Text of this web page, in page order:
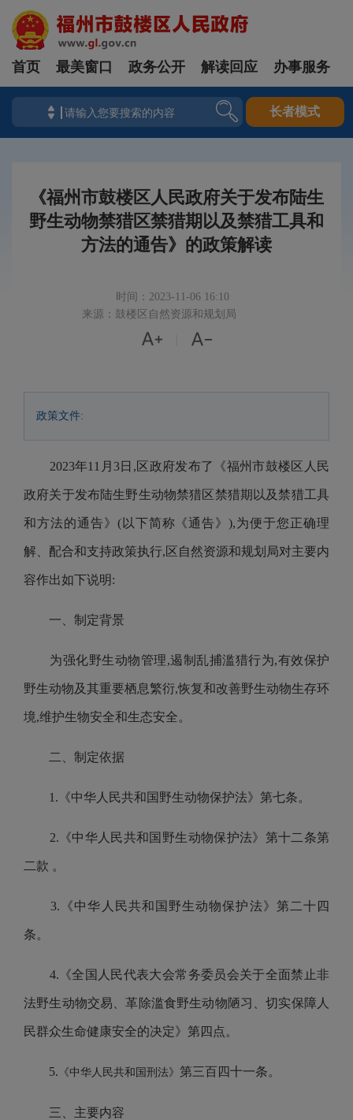
首页 最美窗口 政务公开 解读回应 办事服务
长者模式
《福州市鼓楼区人民政府关于发布陆生
野生动物禁猎区禁猎期以及禁猎工具和
方法的通告》的政策解读
时间：2023-11-06 16:10
来源：鼓楼区自然资源和规划局
 
政策文件:
2023年11 月 3日,区政府发布了《福州市鼓楼区人民
政府关于发布陆生野生动物禁猎区禁猎期以及禁猎工具
和方法的通告》(以下简称《通告》),为便于您正确理
解、配合和支持政策执行,区自然资源和规划 局对主要内
容作出如下说明:
一、制定背景
为强化野生动物管理,遏制乱捕滥猎行为,有效保护
野生动物及其重要栖息繁衍,恢复和改善野生动物生存环
境,维护生物安全和生态安全。
二、制定依据
1.《中华人民共和国野生动物保护法》第七条。
2.《中华人民共和国野生动物保护法》第十二条第
二款 。
3.《中华人民共和国野生动物保护法》第二十四
条。
4.《全国人民代表大会常务委员会关于全面禁止非
法野生动物交易、革除滥食野生动物陋习、切实保障人
民群众生命健康安全的决定》第四点。
5. 《中华人民共和国刑法》 第三百四十一条。
三、主要内容